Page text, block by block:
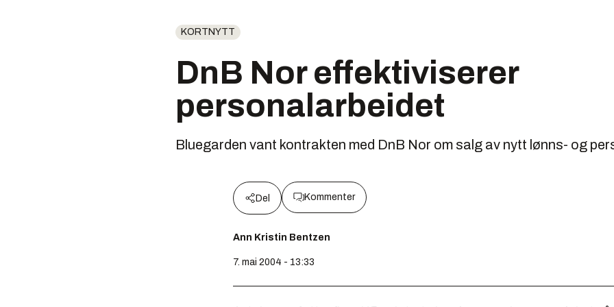
KORTNYTT
DnB Nor effektiviserer
personalarbeidet
Bluegarden vant kontrakten med DnB Nor om salg av nytt lønns- og
Del Kommenter
Ann Kristin Bentzen
7. mai 2004 - 13:33